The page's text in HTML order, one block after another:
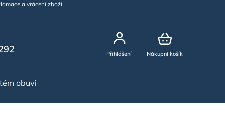
a vrácení zboží
Nákupní košík
Přihlášení
obuvi